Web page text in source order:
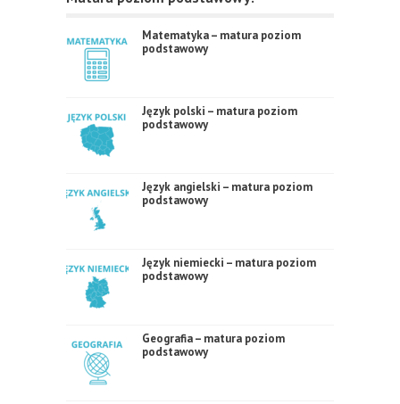
Matematyka – matura poziom
podstawowy
Język polski – matura poziom
podstawowy
Język angielski – matura poziom
podstawowy
Język niemiecki – matura poziom
podstawowy
Geografia – matura poziom
podstawowy